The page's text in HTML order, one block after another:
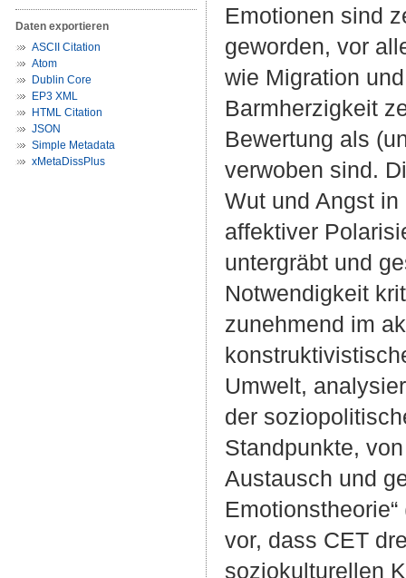
Daten exportieren
ASCII Citation
Atom
Dublin Core
EP3 XML
HTML Citation
JSON
Simple Metadata
xMetaDissPlus
Emotionen sind
geworden, vor
wie Migration
Barmherzigkeit
Bewertung als
verwoben sind.
Wut und Angst
affektiver
untergräbt und
Notwendigkeit
zunehmend im
Umwelt,
der
Standpunkte,
Austausch und
vor, dass CET
soziokulturellen